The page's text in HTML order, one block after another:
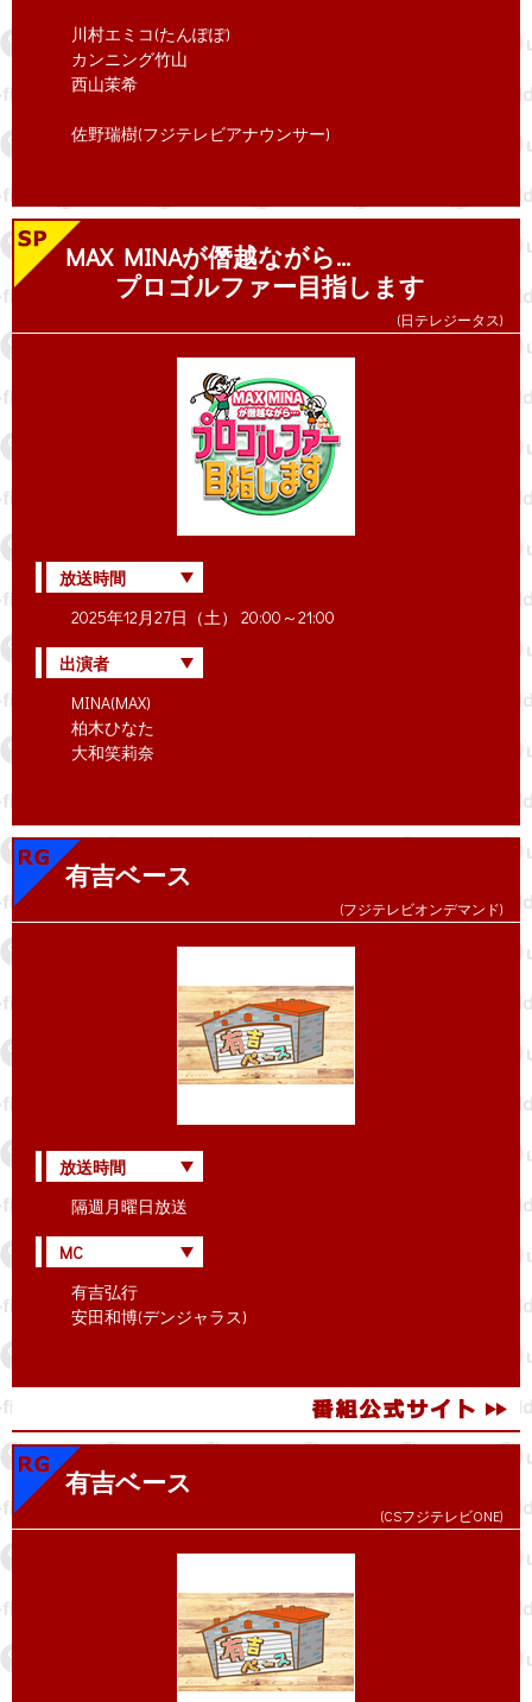
川村エミコ(たんぽぽ)
カンニング竹山
西山茉希
佐野瑞樹(フジテレビアナウンサー)
MAX MINAが僭越ながら…
プロゴルファー目指します
(日テレジータス)
放送時間
2025年12月27日（土） 20:00～21:00
出演者
MINA(MAX)
柏木ひなた
大和笑莉奈
有吉ベース
(フジテレビオンデマンド)
放送時間
隔週月曜日放送
MC
有吉弘行
安田和博(デンジャラス)
有吉ベース
(CSフジテレビONE)